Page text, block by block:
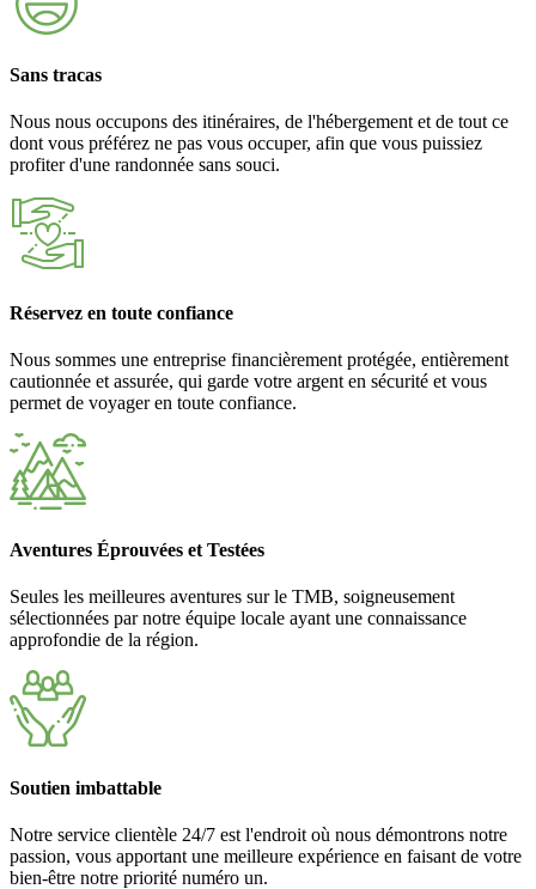
Sans tracas
Nous nous occupons des itinéraires, de l'hébergement et de tout ce
dont vous préférez ne pas vous occuper, afin que vous puissiez
profiter d'une randonnée sans souci.
Réservez en toute confiance
Nous sommes une entreprise financièrement protégée, entièrement
cautionnée et assurée, qui garde votre argent en sécurité et vous
permet de voyager en toute confiance.
Aventures Éprouvées et Testées
Seules les meilleures aventures sur le TMB, soigneusement
sélectionnées par notre équipe locale ayant une connaissance
approfondie de la région.
Soutien imbattable
Notre service clientèle 24/7 est l'endroit où nous démontrons notre
passion, vous apportant une meilleure expérience en faisant de votre
bien-être notre priorité numéro un.